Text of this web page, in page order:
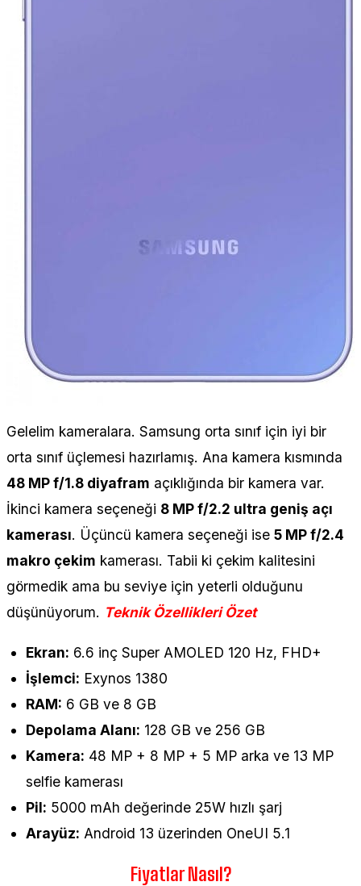
Gelelim kameralara. Samsung orta sınıf için iyi bir
orta sınıf üçlemesi hazırlamış. Ana kamera kısmında
48 MP f/1.8 diyafram açıklığında bir kamera var.
İkinci kamera seçeneği 8 MP f/2.2 ultra geniş açı
kamerası. Üçüncü kamera seçeneği ise 5 MP f/2.4
makro çekim kamerası. Tabii ki çekim kalitesini
görmedik ama bu seviye için yeterli olduğunu
düşünüyorum. Teknik Özellikleri Özet
Ekran: 6.6 inç Super AMOLED 120 Hz, FHD+
İşlemci: Exynos 1380
RAM: 6 GB ve 8 GB
Depolama Alanı: 128 GB ve 256 GB
Kamera: 48 MP + 8 MP + 5 MP arka ve 13 MP
selfie kamerası
Pil: 5000 mAh değerinde 25W hızlı şarj
Arayüz: Android 13 üzerinden OneUI 5.1
Fiyatlar Nasıl?